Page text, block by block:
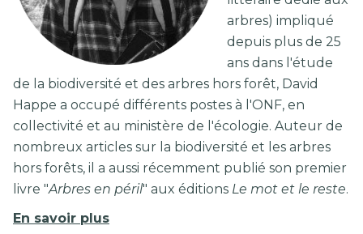
arbres) impliqué
depuis plus de 25
ans dans l'étude
de la biodiversité et des arbres hors forêt, David
Happe a occupé différents postes à l'ONF, en
collectivité et au ministère de l'écologie. Auteur de
nombreux articles sur la biodiversité et les arbres
hors forêts, il a aussi récemment publié son premier
livre "Arbres en péril" aux éditions Le mot et le reste.
En savoir plus